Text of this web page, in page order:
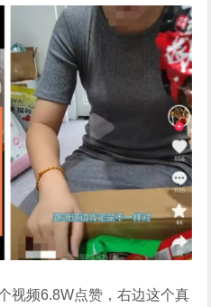
视频6.8W点赞，右边这个真